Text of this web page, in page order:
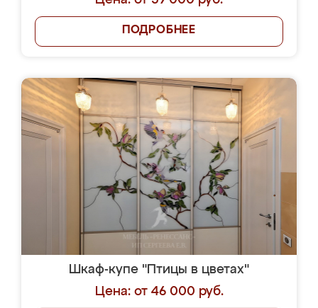
ПОДРОБНЕЕ
Шкаф-купе "Птицы в цветах"
Цена: от 46 000 руб.